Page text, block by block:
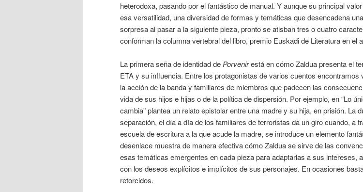
heterodoxa, pasando por el fantástico de manual. Y aunque su principal
esa versatilidad, una diversidad de formas y temáticas que desencadena
sorpresa al pasar a la siguiente pieza, pronto se atisban tres o cuatro
conforman la columna vertebral del libro, premio Euskadi de Literatura en el
La primera seña de identidad de Porvenirestá en cómo Zaldua presenta el
ETA y su influencia. Entre los protagonistas de varios cuentos encontramos
la acción de la banda y familiares de miembros que padecen las
vida de sus hijos e hijas o de la política de dispersión. Por ejemplo, en “Lo
cambia” plantea un relato epistolar entre una madre y su hija, en prisión. La
separación, el día a día de los familiares de terroristas da un giro cuando, a
escuela de escritura a la que acude la madre, se introduce un elemento
desenlace muestra de manera efectiva cómo Zaldua se sirve de las
esas temáticas emergentes en cada pieza para adaptarlas a sus intereses,
con los deseos explícitos e implícitos de sus personajes. En ocasiones
retorcidos.